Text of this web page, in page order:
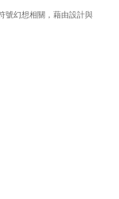
號幻想相關，藉由設計與